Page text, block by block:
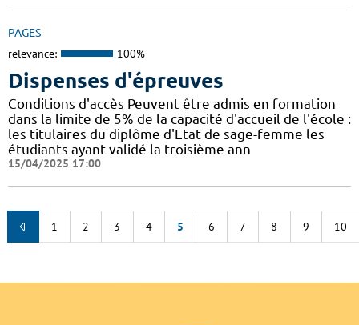
PAGES
relevance: 100%
Dispenses d'épreuves
Conditions d'accès Peuvent être admis en formation
dans la limite de 5% de la capacité d'accueil de l'école :
les titulaires du diplôme d'Etat de sage-femme les
étudiants ayant validé la troisième ann
15/04/2025 17:00
1 2 3 4 5 6 7 8 9 10